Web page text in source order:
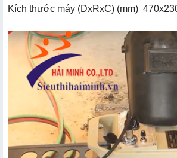
Kích thước máy (DxRxC) (mm)